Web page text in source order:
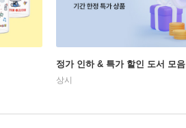
정가 인하 & 특가 할인 도서 모음
상시